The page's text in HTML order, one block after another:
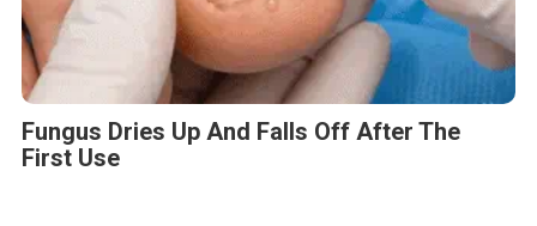
Fungus Dries Up And Falls Off After The
First Use